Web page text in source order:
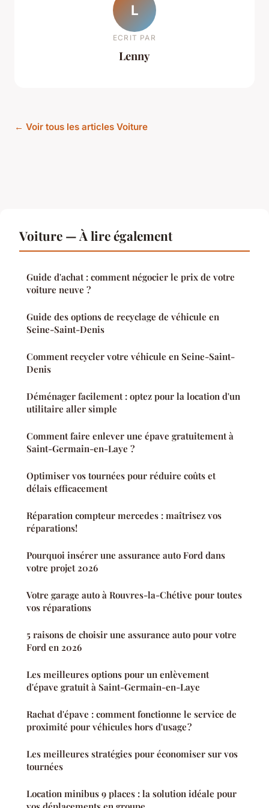
L
ECRIT PAR
Lenny
← Voir tous les articles Voiture
Voiture — À lire également
Guide d'achat : comment négocier le prix de votre
voiture neuve ?
Guide des options de recyclage de véhicule en
Seine-Saint-Denis
Comment recycler votre véhicule en Seine-Saint-
Denis
Déménager facilement : optez pour la location d'un
utilitaire aller simple
Comment faire enlever une épave gratuitement à
Saint-Germain-en-Laye ?
Optimiser vos tournées pour réduire coûts et
délais efficacement
Réparation compteur mercedes : maîtrisez vos
réparations!
Pourquoi insérer une assurance auto Ford dans
votre projet 2026
Votre garage auto à Rouvres-la-Chétive pour toutes
vos réparations
5 raisons de choisir une assurance auto pour votre
Ford en 2026
Les meilleures options pour un enlèvement
d'épave gratuit à Saint-Germain-en-Laye
Rachat d'épave : comment fonctionne le service de
proximité pour véhicules hors d'usage ?
Les meilleures stratégies pour économiser sur vos
tournées
Location minibus 9 places : la solution idéale pour